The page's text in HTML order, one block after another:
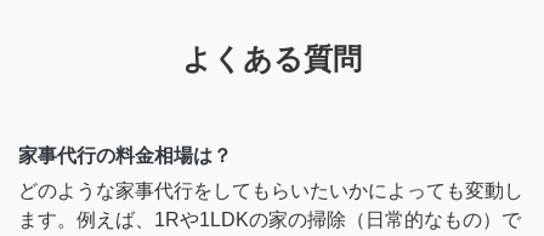
よくある質問
家事代行の料金相場は？
どのような家事代行をしてもらいたいかによっても変動し
ます。例えば、1Rや1LDKの家の掃除（日常的なもの）で